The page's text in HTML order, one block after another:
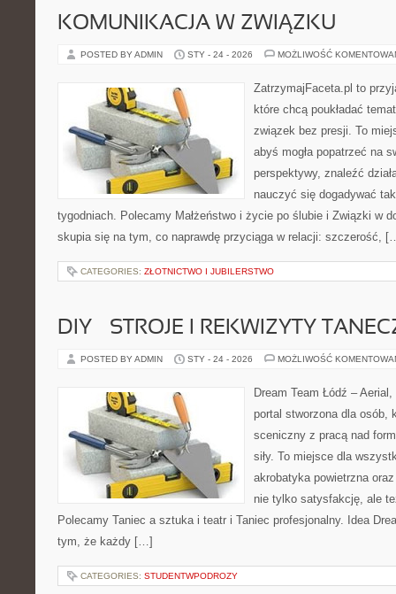
KOMUNIKACJA W ZWIĄZKU
POSTED BY ADMIN STY - 24 - 2026 MOŻLIWOŚĆ
ZatrzymajFaceta.pl to
które chcą poukładać
związek bez presji. To
abyś mogła popatrzeć na
perspektywy, znaleźć
nauczyć się dogadywać
tygodniach. Polecamy Małżeństwo i życie po ślubie i Związki w
skupia się na tym, co naprawdę przyciąga w relacji: szczerość,
CATEGORIES: ZŁOTNICTWO I JUBILERSTWO
DIY – STROJE I REKWIZYTY
POSTED BY ADMIN STY - 24 - 2026 MOŻLIWOŚĆ
Dream Team Łódź –
portal stworzona dla osób,
sceniczny z pracą nad
siły. To miejsce dla
akrobatyka powietrzna
nie tylko satysfakcję, ale
Polecamy Taniec a sztuka i teatr i Taniec profesjonalny. Idea
tym, że każdy […]
CATEGORIES: STUDENTWPODROZY